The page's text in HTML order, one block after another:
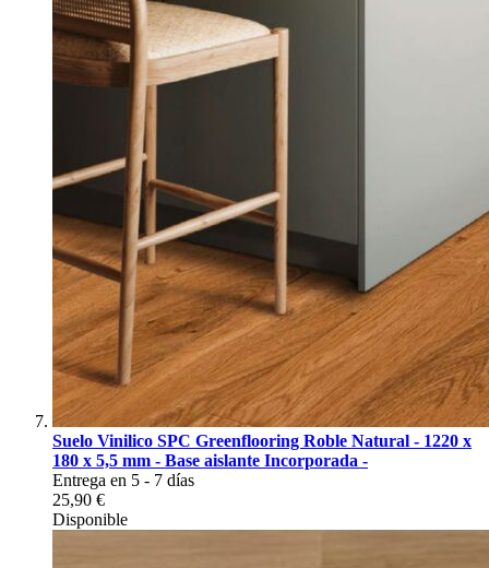
Suelo Vinilico SPC Greenflooring Roble Natural - 1220 x
180 x 5,5 mm - Base aislante Incorporada -
Entrega en 5 - 7 días
25,90 €
Disponible